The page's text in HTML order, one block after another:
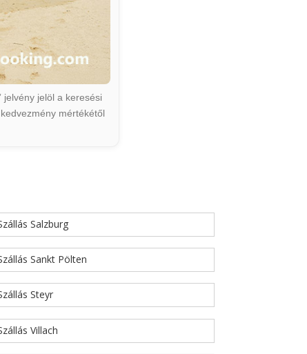
jelvény jelöl a keresési
mértékétől
Salzburg
Sankt Pölten
Steyr
Villach